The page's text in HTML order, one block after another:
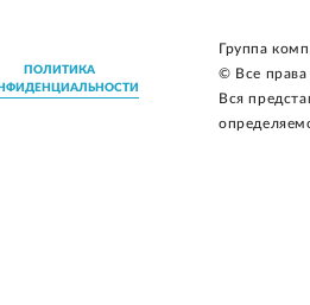
ПОЛИТИКА
Группа
© Все права
Вся